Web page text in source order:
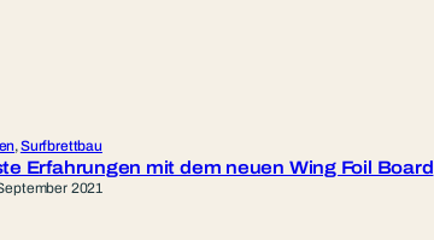
, Surfbrettbau
Erfahrungen mit dem neuen Wing Foil Board
2021